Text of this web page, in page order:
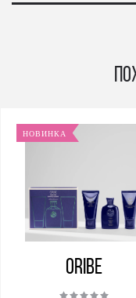
НОВИНКА
Oribe